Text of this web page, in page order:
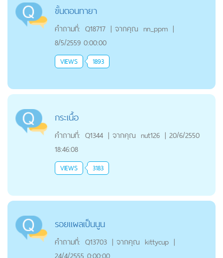
ขั้นตอนทายา
คำถามที่: Q18717 | จากคุณ nn_ppm |
8/5/2559 0:00:00
VIEWS 1893
กระเนื้อ
คำถามที่: Q1344 | จากคุณ nut126 | 20/6/2550
18:46:08
VIEWS 3183
รอยแผลเป็นนูน
คำถามที่: Q13703 | จากคุณ kittycup |
24/4/2555 0:00:00